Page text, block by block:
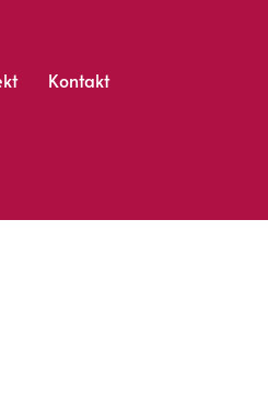
Kontakt